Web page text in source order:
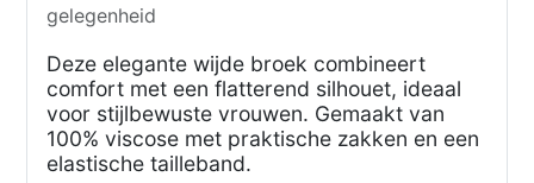
gelegenheid
Deze elegante wijde broek combineert
comfort met een flatterend silhouet, ideaal
voor stijlbewuste vrouwen. Gemaakt van
100% viscose met praktische zakken en een
elastische tailleband.